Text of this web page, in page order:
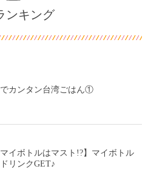
ンキング
でカンタン台湾ごはん①
マイボトルはマスト!?】マイボトル
リンクGET♪